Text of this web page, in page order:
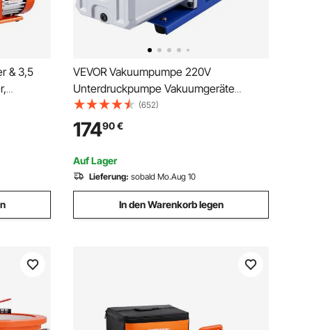
& 3,5
Kit
VEVOR Vakuumpumpe 220V
Unterdruckpumpe Vakuumgeräte
Pumpe 1HP Vakuumpumpe
Unterdruckpumpe
(652)
17490€
Auf Lager
Lieferung: sobald Mo.Aug 10
In den Warenkorb legen